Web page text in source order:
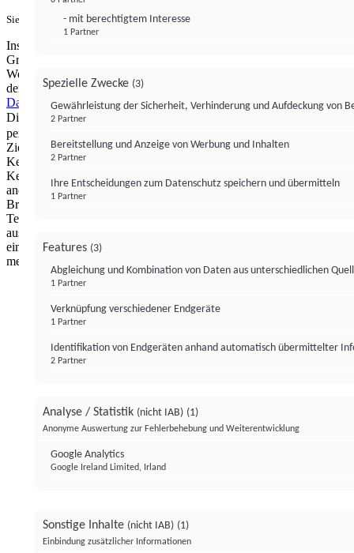
Sie haben ein PUR-Abo?Hier anmelden.
Institutional Money mit Werbung: Wir nutzen aus wirtschaftlichen
Gründen die Möglichkeit, unsere Webseite Dritten als digitalen
Werbeplatz zur Verfügung zu stellen. Über Verarbeitungen, die in
der Verantwortung von uns liegen, können Sie sich in unserer
Datenschutzerklärungnäher informieren.Zur Bereitstellung unserer
Dienste nutzen wir Technologien von
personalisierte Werbung, Messung von Werbeleistung und
Zielgruppenforschung. Cookies, Endgeräte- oder ähnliche Online-
Kennungen (z. B. login-basierte Kennungen, zufällig generierte
Kennungen, netzwerkbasierte Kennungen) können zusammen mit
anderen Informationen (z. B. Browsertyp und
Browserinformationen, Sprache, Bildschirmgröße, unterstützte
Technologien usw.) auf Ihrem Endgerät gespeichert oder von dort
ausgelesen werden, um es jedes Mal wiederzuerkennen, wenn es
eine App oder einer Webseite aufruft. Dies geschieht für einen oder
mehrere der hier aufgeführten Verarbeitungszwecke.
- mit berechtigtem Interesse
1 Partner
Spezielle Zwecke (3)
Gewährleistung der Sicherheit, Verhinderung und Aufdeckung von
2 Partner
Bereitstellung und Anzeige von Werbung und Inhalten
2 Partner
Ihre Entscheidungen zum Datenschutz speichern und übermitteln
1 Partner
Features (3)
Abgleichung und Kombination von Daten aus unterschiedlichen
1 Partner
Verknüpfung verschiedener Endgeräte
1 Partner
Identifikation von Endgeräten anhand automatisch übermittelter
2 Partner
Analyse / Statistik (nicht IAB) (1)
Anonyme Auswertung zur Fehlerbehebung und Weiterentwicklung
Google Analytics
Google Ireland Limited, Irland
Sonstige Inhalte (nicht IAB) (1)
Einbindung zusätzlicher Informationen
Institutional Money
ImpressumDatenschutzerklärung